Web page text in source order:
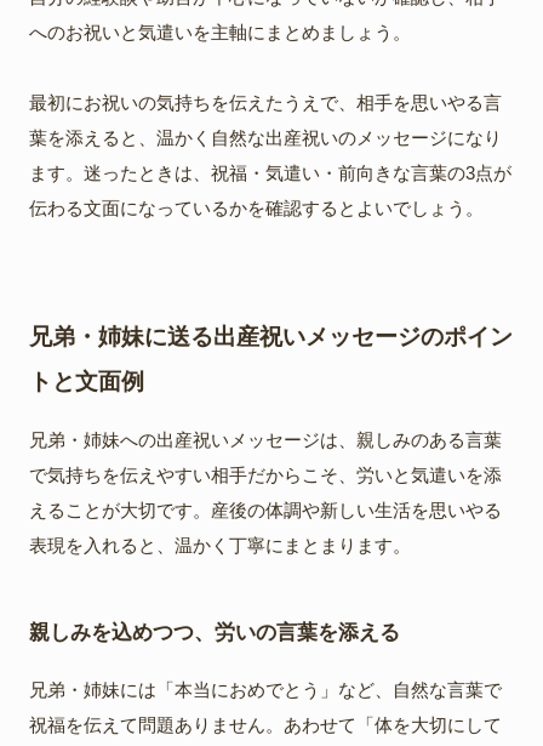
へのお祝いと気遣いを主軸にまとめましょう。
最初にお祝いの気持ちを伝えたうえで、相手を思いやる言
葉を添えると、温かく自然な出産祝いのメッセージになり
ます。迷ったときは、祝福・気遣い・前向きな言葉の3点が
伝わる文面になっているかを確認するとよいでしょう。
兄弟・姉妹に送る出産祝いメッセージのポイン
トと文面例
兄弟・姉妹への出産祝いメッセージは、親しみのある言葉
で気持ちを伝えやすい相手だからこそ、労いと気遣いを添
えることが大切です。産後の体調や新しい生活を思いやる
表現を入れると、温かく丁寧にまとまります。
親しみを込めつつ、労いの言葉を添える
兄弟・姉妹には「本当におめでとう」など、自然な言葉で
祝福を伝えて問題ありません。あわせて「体を大切にして